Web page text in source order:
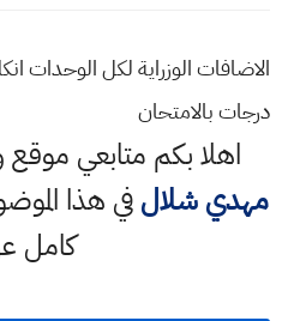
درجات بالامتحان
اهلا بكم متابعي موقع
مهدي شلالفي هذا
كامل